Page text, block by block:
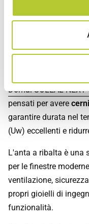
funzionalità dell’anta
design raffinato.
I sistemi in alluminio
Domal SOLEAL NEXT
pensati per avere
garantire durata nel
(Uw) eccellenti e
L'anta a ribalta è una
per le finestre
ventilazione,
propri gioielli di
funzionalità.